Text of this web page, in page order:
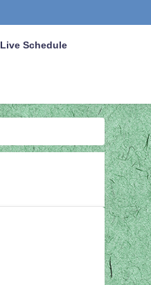
Live Schedule